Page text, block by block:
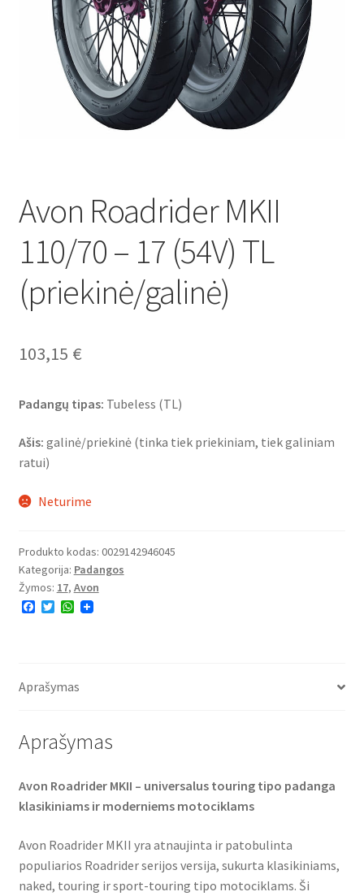
Avon Roadrider MKII
110/70 – 17 (54V) TL
(priekinė/galinė)
103,15 €
Padangų tipas: Tubeless (TL)
Ašis: galinė/priekinė (tinka tiek priekiniam, tiek galiniam
ratui)
Neturime
Produkto kodas: 0029142946045
Kategorija: Padangos
Žymos: 17, Avon
F
o
T
r
W
p
Aprašymas
Aprašymas
Avon Roadrider MKII – universalus touring tipo padanga
klasikiniams ir moderniems motociklams
Avon Roadrider MKII yra atnaujinta ir patobulinta
populiarios Roadrider serijos versija, sukurta klasikiniams,
naked, touring ir sport-touring tipo motociklams. Ši